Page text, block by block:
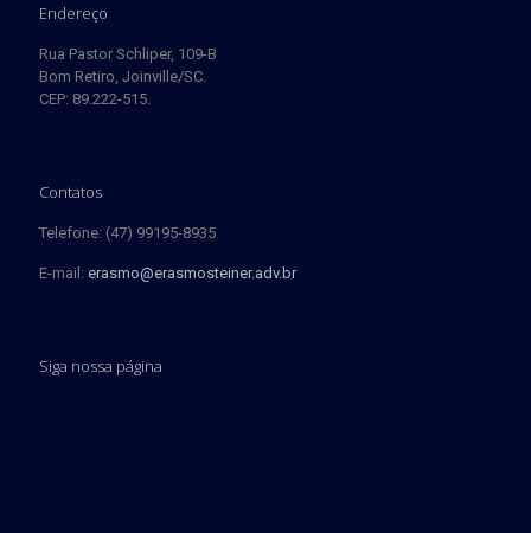
Endereço
Rua Pastor Schliper, 109-B
Bom Retiro, Joinville/SC.
CEP: 89.222-515.
Contatos
Telefone: (47) 99195-8935
E-mail: erasmo@erasmosteiner.adv.br
Siga nossa página